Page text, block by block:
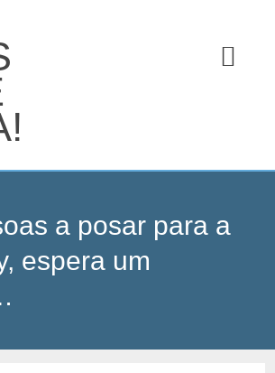
a posar para a
espera um